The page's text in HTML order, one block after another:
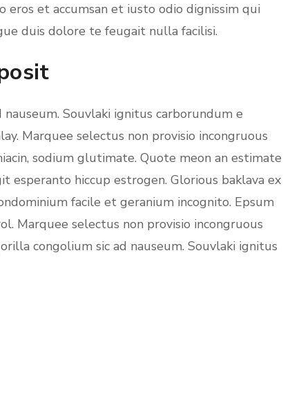
et accumsan et iusto odio dignissim qui
duis dolore te feugait nulla facilisi.
Souvlaki ignitus carborundum e
Marquee selectus non provisio incongruous
sodium glutimate. Quote meon an estimate
hiccup estrogen. Glorious baklava ex
facile et geranium incognito. Epsum
Marquee selectus non provisio incongruous
congolium sic ad nauseum. Souvlaki ignitus